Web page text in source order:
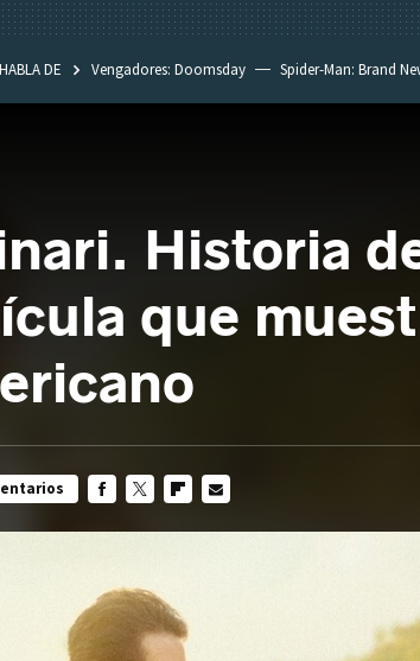
DE Vengadores: Doomsday Spider-Man: Brand
Historia
que